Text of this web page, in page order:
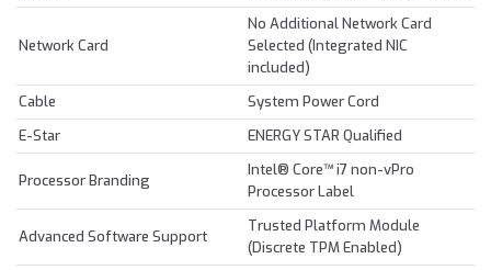
Network Card
No Additional Network Card
Selected (Integrated NIC
included)
Cable
System Power Cord
E-Star
ENERGY STAR Qualified
Processor Branding
Intel® Core™ i7 non-vPro
Processor Label
Advanced Software Support
Trusted Platform Module
(Discrete TPM Enabled)